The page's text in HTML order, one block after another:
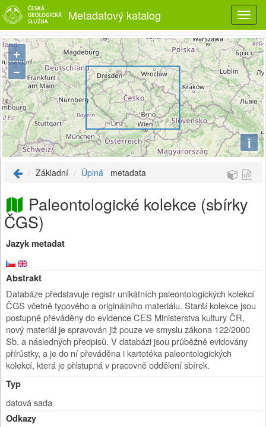
Metadatový katalog
+
−
i
Základní Úplná metadata
Paleontologické kolekce (sbírky
ČGS)
Jazyk metadat
Abstrakt
Databáze představuje registr unikátních paleontologických kolekcí
ČGS včetně typového a originálního materiálu. Starší kolekce jsou
postupně převáděny do evidence CES Ministerstva kultury ČR,
nový materiál je spravován již pouze ve smyslu zákona 122/2000
Sb. a následných předpisů. V databázi jsou průběžně evidovány
přírůstky, a je do ní převáděna i kartotéka paleontologických
kolekcí, která je přístupná v pracovně oddělení sbírek.
Typ
datová sada
Odkazy